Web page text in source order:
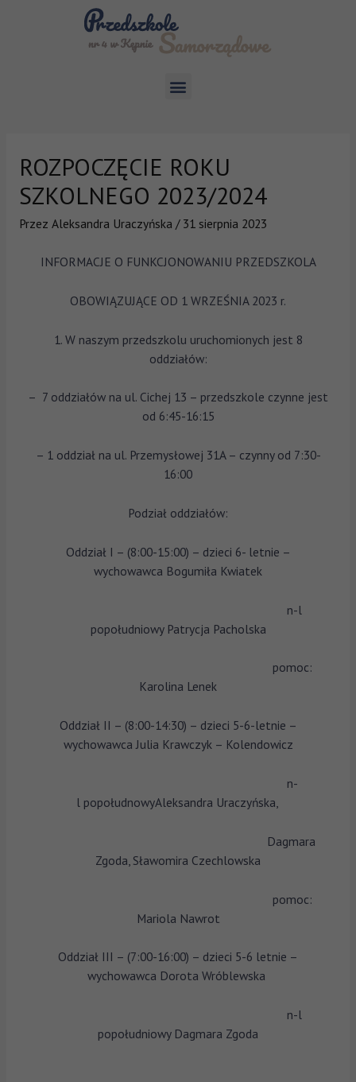
ROZPOCZĘCIE ROKU
SZKOLNEGO 2023/2024
Przez Aleksandra Uraczyńska / 31 sierpnia 2023
INFORMACJE O FUNKCJONOWANIU PRZEDSZKOLA
OBOWIĄZUJĄCE OD 1 WRZEŚNIA 2023 r.
1. W naszym przedszkolu uruchomionych jest 8
oddziałów:
– 7 oddziałów na ul. Cichej 13 – przedszkole czynne jest
od 6:45-16:15
– 1 oddział na ul. Przemysłowej 31A – czynny od 7:30-
16:00
Podział oddziałów:
Oddział I – (8:00-15:00) – dzieci 6- letnie –
wychowawca Bogumiła Kwiatek
n-l
popołudniowy Patrycja Pacholska
pomoc:
Karolina Lenek
Oddział II – (8:00-14:30) – dzieci 5-6-letnie –
wychowawca Julia Krawczyk – Kolendowicz
n-
l popołudnowyAleksandra Uraczyńska,
Dagmara
Zgoda, Sławomira Czechlowska
pomoc:
Mariola Nawrot
Oddział III – (7:00-16:00) – dzieci 5-6 letnie –
wychowawca Dorota Wróblewska
n-l
popołudniowy Dagmara Zgoda